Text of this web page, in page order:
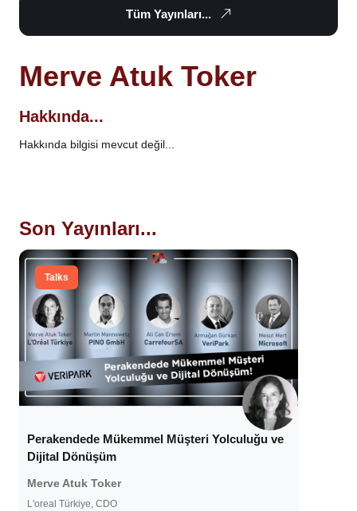
Tüm Yayınları...
Merve Atuk Toker
Hakkında...
Hakkında bilgisi mevcut değil...
Son Yayınları...
Talks
Perakendede Mükemmel Müşteri Yolculuğu ve
Dijital Dönüşüm
Merve Atuk Toker
L'oreal Türkiye, CDO